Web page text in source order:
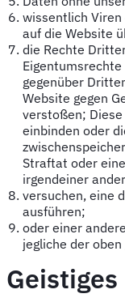
wissentlich
auf die Website
die Rechte
gegenüber
Website gegen
verstoßen;
einbinden oder
Straftat oder
irgendeiner
versuchen, eine
ausführen;
oder einer
jegliche der